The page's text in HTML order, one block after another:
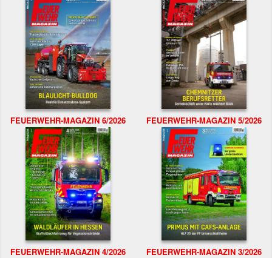
FEUERWEHR-MAGAZIN 6/2026 FEUERWEHR-MAGAZIN 5/2026
FEUERWEHR-MAGAZIN 4/2026 FEUERWEHR-MAGAZIN 3/2026